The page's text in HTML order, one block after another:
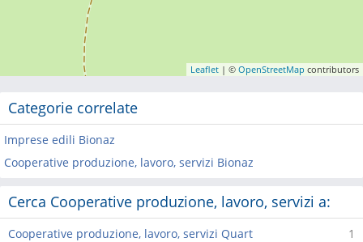
Leaflet | © OpenStreetMap contributors
Categorie correlate
Imprese edili Bionaz
Cooperative produzione, lavoro, servizi Bionaz
Cerca Cooperative produzione, lavoro, servizi a:
1
Cooperative produzione, lavoro, servizi Quart